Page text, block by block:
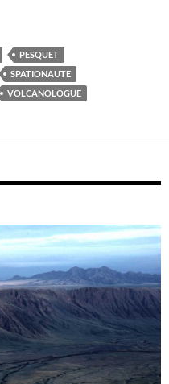
PESQUET
SPATIONAUTE
VOLCANOLOGUE